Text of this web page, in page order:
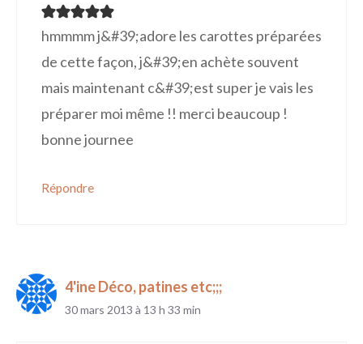
hmmmm j&#39;adore les carottes préparées
de cette façon, j&#39;en achète souvent
mais maintenant c&#39;est super je vais les
préparer moi même !! merci beaucoup !
bonne journee
Répondre
4'ine Déco, patines etc;;;
30 mars 2013 à 13 h 33 min